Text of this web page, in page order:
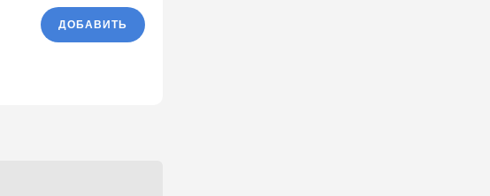
ДОБАВИТЬ